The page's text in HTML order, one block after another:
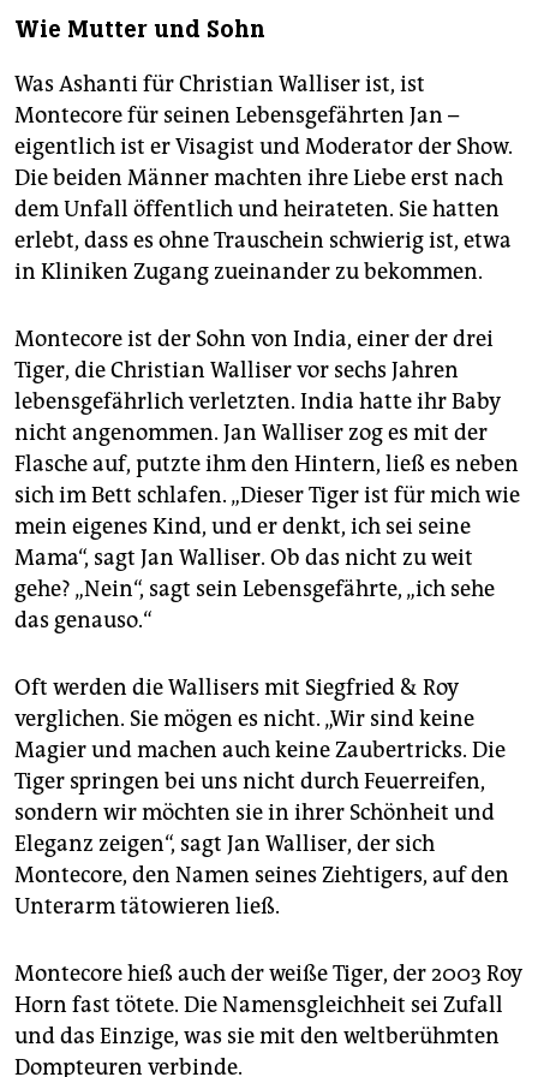
Wie Mutter und Sohn
Was Ashanti für Christian Walliser ist, ist
Montecore für seinen Lebensgefährten Jan –
eigentlich ist er Visagist und Moderator der Show.
Die beiden Männer machten ihre Liebe erst nach
dem Unfall öffentlich und heirateten. Sie hatten
erlebt, dass es ohne Trauschein schwierig ist, etwa
in Kliniken Zugang zueinander zu bekommen.
Montecore ist der Sohn von India, einer der drei
Tiger, die Christian Walliser vor sechs Jahren
lebensgefährlich verletzten. India hatte ihr Baby
nicht angenommen. Jan Walliser zog es mit der
Flasche auf, putzte ihm den Hintern, ließ es neben
sich im Bett schlafen. „Dieser Tiger ist für mich wie
mein eigenes Kind, und er denkt, ich sei seine
Mama“, sagt Jan Walliser. Ob das nicht zu weit
gehe? „Nein“, sagt sein Lebensgefährte, „ich sehe
das genauso.“
Oft werden die Wallisers mit Siegfried & Roy
verglichen. Sie mögen es nicht. „Wir sind keine
Magier und machen auch keine Zaubertricks. Die
Tiger springen bei uns nicht durch Feuerreifen,
sondern wir möchten sie in ihrer Schönheit und
Eleganz zeigen“, sagt Jan Walliser, der sich
Montecore, den Namen seines Ziehtigers, auf den
Unterarm tätowieren ließ.
Montecore hieß auch der weiße Tiger, der 2003 Roy
Horn fast tötete. Die Namensgleichheit sei Zufall
und das Einzige, was sie mit den weltberühmten
Dompteuren verbinde.